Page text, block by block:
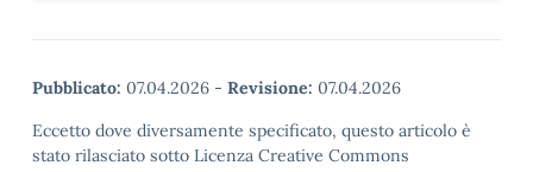
Pubblicato: 07.04.2026 - Revisione: 07.04.2026
Eccetto dove diversamente specificato, questo articolo è
stato rilasciato sotto Licenza Creative Commons